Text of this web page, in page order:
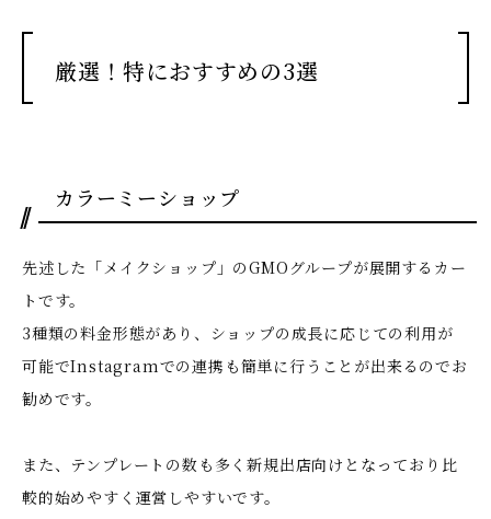
厳選！特におすすめの3選
カラーミーショップ
先述した「メイクショップ」のGMOグループが展開するカー
トです。
3種類の料金形態があり、ショップの成長に応じての利用が
可能でInstagramでの連携も簡単に行うことが出来るのでお
勧めです。
また、テンプレートの数も多く新規出店向けとなっており比
較的始めやすく運営しやすいです。